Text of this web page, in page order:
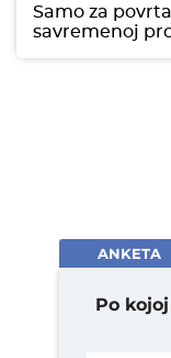
Samo za
savremenoj
ANKETA
Po